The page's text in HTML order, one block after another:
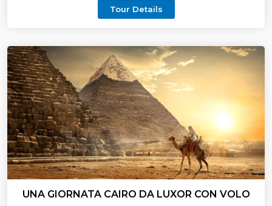
Tour Details
UNA GIORNATA CAIRO DA LUXOR CON VOLO